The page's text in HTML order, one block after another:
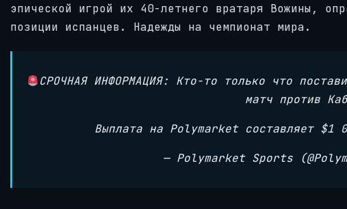
эпической игрой их 40-летнего вратаря Вожины,
позиции испанцев. Надежды на чемпионат мира.
СРОЧНАЯ ИНФОРМАЦИЯ: Кто-то только что
матч против
Выплата на Polymarket составляет
— Polymarket Sports